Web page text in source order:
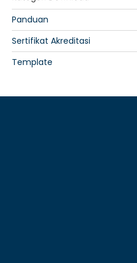
Panduan
Sertifikat Akreditasi
Template